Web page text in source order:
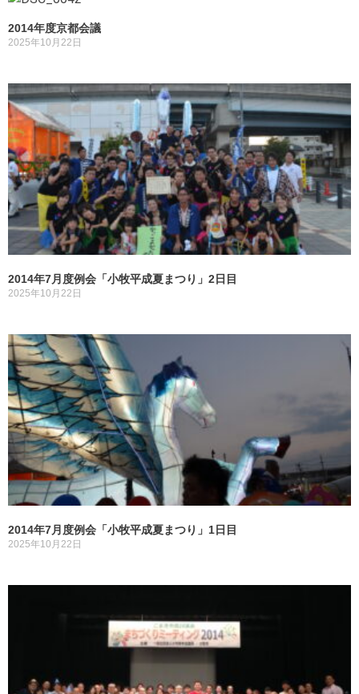
2014年度京都会議
2025年10月22日
2014年7月度例会「小牧平成夏まつり」2日目
2025年10月22日
2014年7月度例会「小牧平成夏まつり」1日目
2025年10月22日